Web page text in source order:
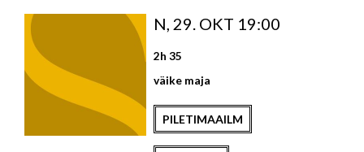
N, 29. OKT 19:00
2h 35
väike maja
PILETIMAAILM